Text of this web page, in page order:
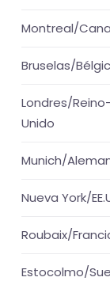
Montreal/
Bruselas/
Londres/Reino-
Unido
Munich/
Nueva York/
Roubaix/
Estocolmo/